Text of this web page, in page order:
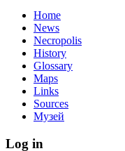
Home
News
Necropolis
History
Glossary
Maps
Links
Sources
Музей
Log in